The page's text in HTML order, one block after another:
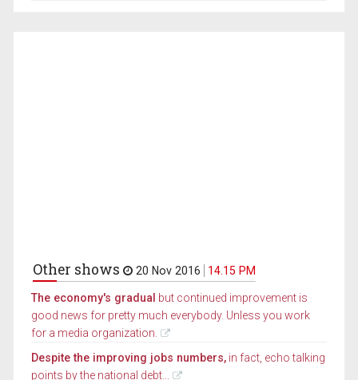
Other shows 20 Nov 2016 14.15 PM
The economy's gradual but continued improvement is
good news for pretty much everybody. Unless you work
for a media organization.
Despite the improving jobs numbers, in fact, echo talking
points by the national debt...